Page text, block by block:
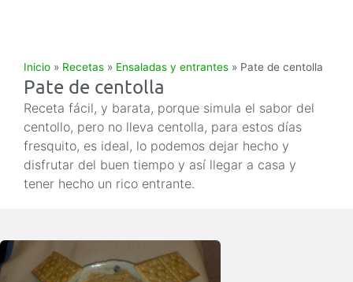
Inicio » Recetas » Ensaladas y entrantes » Pate de centolla
Pate de centolla
Receta fácil, y barata, porque simula el sabor del
centollo, pero no lleva centolla, para estos días
fresquito, es ideal, lo podemos dejar hecho y
disfrutar del buen tiempo y así llegar a casa y
tener hecho un rico entrante.